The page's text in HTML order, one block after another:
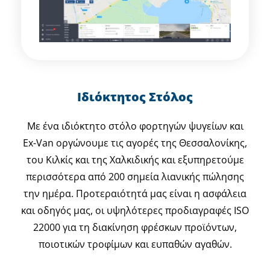
Ιδιόκτητος Στόλος
Με ένα ιδιόκτητο στόλο φορτηγών ψυγείων και
Ex-Van οργώνουμε τις αγορές της Θεσσαλονίκης,
του Κιλκίς και της Χαλκιδικής και εξυπηρετούμε
περισσότερα από 200 σημεία λιανικής πώλησης
την ημέρα. Προτεραιότητά μας είναι η ασφάλεια
και οδηγός μας, οι υψηλότερες προδιαγραφές ISO
22000 για τη διακίνηση φρέσκων προϊόντων,
ποιοτικών τροφίμων και ευπαθών αγαθών.